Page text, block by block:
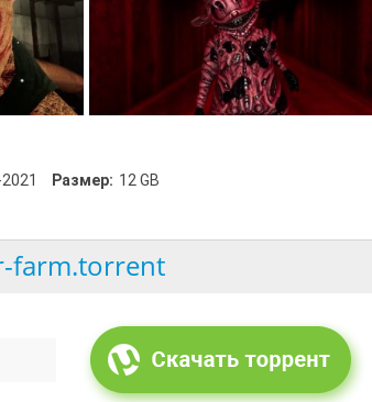
Размер: 12 GB
farm.torrent